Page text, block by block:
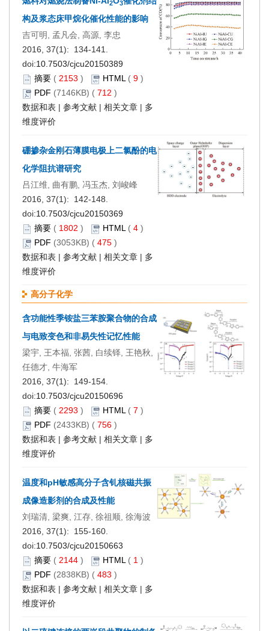
2 3
构及浆态床甲烷化催化性能的影响
吉可明, 孟凡会, 高源, 李忠
2016, 37(1): 134-141.
doi:10.7503/cjcu20150389
摘要 ( 2153 ) HTML( 9 )
PDF (7146KB) ( 712 )
数据和表 | 参考文献 | 相关文章 | 多
维度评价
硼掺杂金刚石薄膜电极上二氯酚的电
化学阻抗谱研究
吕江维, 曲有鹏, 冯玉杰, 刘峻峰
2016, 37(1): 142-148.
doi:10.7503/cjcu20150369
摘要 ( 1802 ) HTML( 4 )
PDF (3053KB) ( 475 )
数据和表 | 参考文献 | 相关文章 | 多
维度评价
高分子化学
含功能性季铵盐三苯胺聚合物的合成
与电致变色和非易失性记忆性能
梁宇, 王本福, 张茜, 白续铎, 王艳秋,
任德才, 牛海军
2016, 37(1): 149-154.
doi:10.7503/cjcu20150696
摘要 ( 2293 ) HTML( 7 )
PDF (2433KB) ( 756 )
数据和表 | 参考文献 | 相关文章 | 多
维度评价
温度和pH敏感高分子含钆核磁共振
成像造影剂的合成及性能
刘瑞清, 梁爽, 江存, 徐祖顺, 徐海波
2016, 37(1): 155-160.
doi:10.7503/cjcu20150663
摘要 ( 2144 ) HTML( 1 )
PDF (2838KB) ( 483 )
数据和表 | 参考文献 | 相关文章 | 多
维度评价